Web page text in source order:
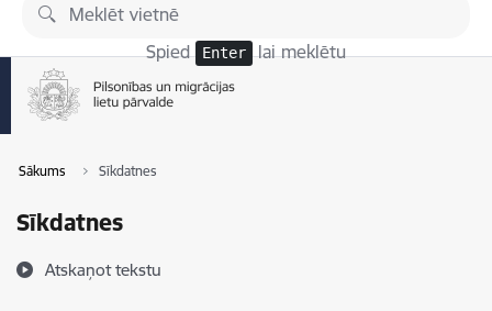
Pāriet uz lapas saturu
Spied Enter lai meklētu
Sākums Sīkdatnes
Sīkdatnes
Atskaņot tekstu